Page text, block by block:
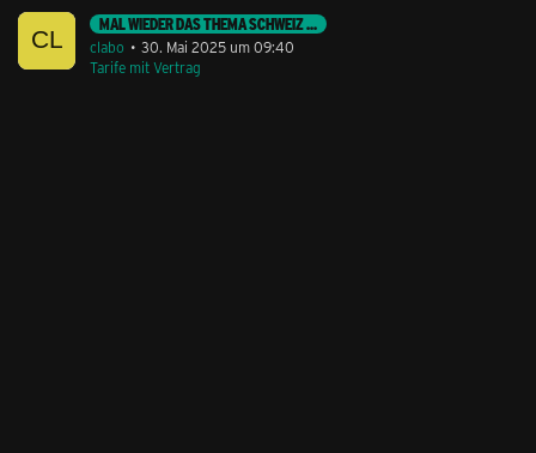
MAL WIEDER DAS THEMA SCHWEIZ ...
clabo
30. Mai 2025 um 09:40
Tarife mit Vertrag